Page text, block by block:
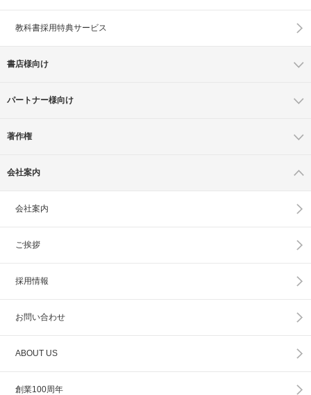
教科書採用特典サービス
書店様向け
パートナー様向け
著作権
会社案内
会社案内
ご挨拶
採用情報
お問い合わせ
ABOUT US
創業100周年